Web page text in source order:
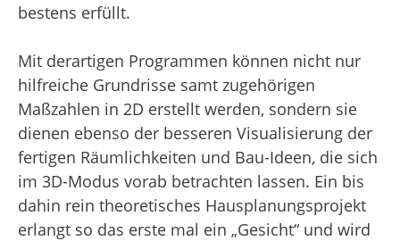
bestens erfüllt.
Mit derartigen Programmen können nicht nur
hilfreiche Grundrisse samt zugehörigen
Maßzahlen in 2D erstellt werden, sondern sie
dienen ebenso der besseren Visualisierung der
fertigen Räumlichkeiten und Bau-Ideen, die sich
im 3D-Modus vorab betrachten lassen. Ein bis
dahin rein theoretisches Hausplanungsprojekt
erlangt so das erste mal ein „Gesicht“ und wird